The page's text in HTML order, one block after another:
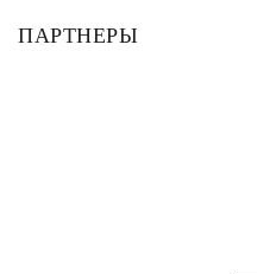
ПАРТНЕРЫ